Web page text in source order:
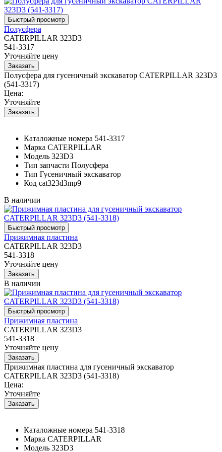
Полусфера
CATERPILLAR 323D3
541-3317
Уточняйте цену
Полусфера для гусеничный экскаватор CATERPILLAR 323D3
(541-3317)
Цена:
Уточняйте
Каталожные номера 541-3317
Марка CATERPILLAR
Модель 323D3
Тип запчасти Полусфера
Тип Гусеничный экскаватор
Код cat323d3mp9
В наличии
Прижимная пластина
CATERPILLAR 323D3
541-3318
Уточняйте цену
В наличии
Прижимная пластина
CATERPILLAR 323D3
541-3318
Уточняйте цену
Прижимная пластина для гусеничный экскаватор
CATERPILLAR 323D3 (541-3318)
Цена:
Уточняйте
Каталожные номера 541-3318
Марка CATERPILLAR
Модель 323D3